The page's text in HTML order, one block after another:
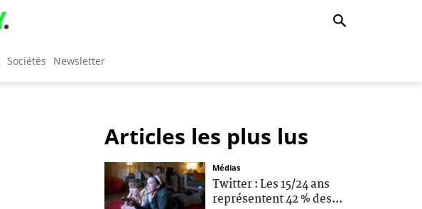
Sociétés Newsletter
Articles les plus lus
Médias
Twitter : Les 15/24 ans
représentent 42 % des...